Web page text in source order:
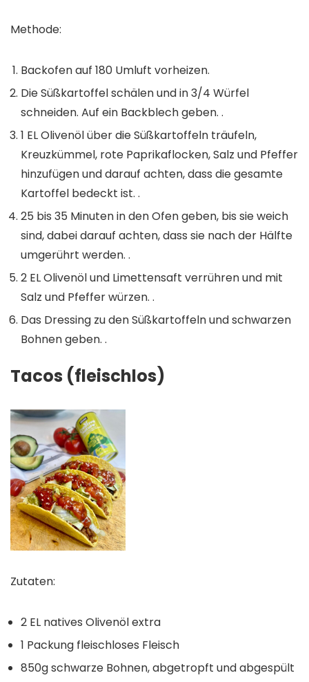
Methode:
Backofen auf 180 Umluft vorheizen.
Die Süßkartoffel schälen und in 3/4 Würfel
schneiden. Auf ein Backblech geben. ⁠.
1 EL Olivenöl über die Süßkartoffeln träufeln,
Kreuzkümmel, rote Paprikaflocken, Salz und Pfeffer
hinzufügen und darauf achten, dass die gesamte
Kartoffel bedeckt ist. ⁠.
25 bis 35 Minuten in den Ofen geben, bis sie weich
sind, dabei darauf achten, dass sie nach der Hälfte
umgerührt werden. ⁠.
2 EL Olivenöl und Limettensaft verrühren und mit
Salz und Pfeffer würzen. ⁠.
Das Dressing zu den Süßkartoffeln und schwarzen
Bohnen geben. ⁠.
Tacos (fleischlos)
Zutaten:
2 EL natives Olivenöl extra
1 Packung fleischloses Fleisch ⁠
850g schwarze Bohnen, abgetropft und abgespült